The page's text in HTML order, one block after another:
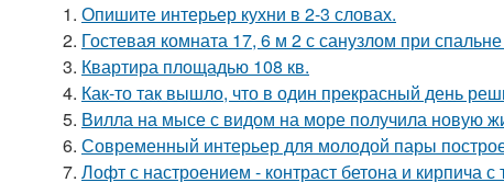
1. Опишите интерьер кухни в 2-3 словах.
2. Гостевая комната 17, 6 м 2 с санузлом при
3. Квартира площадью 108 кв.
4. Как-то так вышло, что в один прекрасный день
5. Вилла на мысе с видом на море получила новую
6. Современный интерьер для молодой пары
7. Лофт с настроением - контраст бетона и